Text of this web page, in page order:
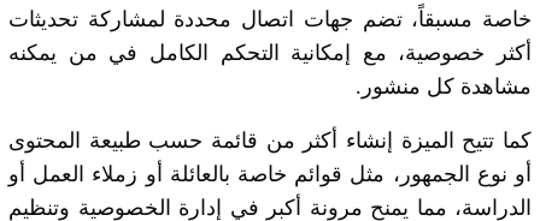
خاصة مسبقاً، تضم جهات اتصال محددة لمشاركة تحديثات
أكثر خصوصية، مع إمكانية التحكم الكامل في من يمكنه
مشاهدة كل منشور.
كما تتيح الميزة إنشاء أكثر من قائمة حسب طبيعة المحتوى
أو نوع الجمهور، مثل قوائم خاصة بالعائلة أو زملاء العمل أو
الدراسة، مما يمنح مرونة أكبر في إدارة الخصوصية وتنظيم